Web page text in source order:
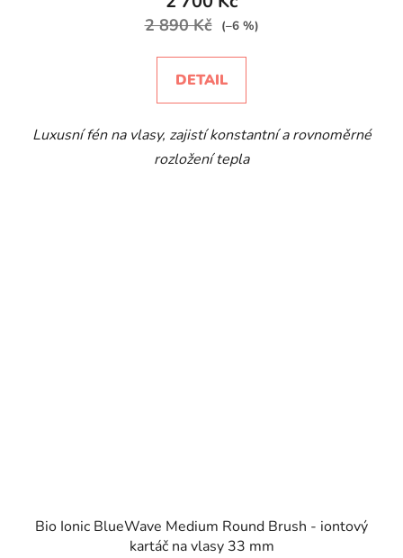
2 890 Kč (–6 %)
DETAIL
Luxusní fén na vlasy, zajistí konstantní a rovnoměrné
rozložení tepla
Bio Ionic BlueWave Medium Round Brush - iontový
kartáč na vlasy 33 mm